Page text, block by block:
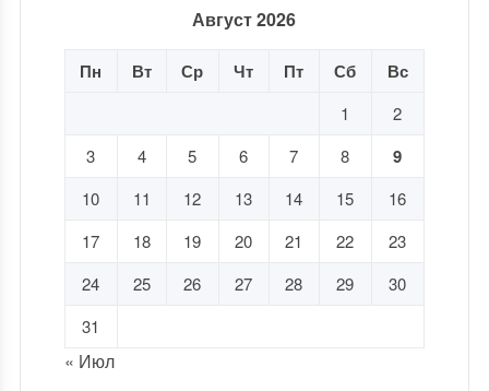
Август 2026
Пн Вт Ср Чт Пт Сб Вс
1
2
3
4 5 6 7 8 9
10 11 12 13 14 15
16
17
18 19 20 21 22
23
24
25 26 27 28 29
30
31
« Июл